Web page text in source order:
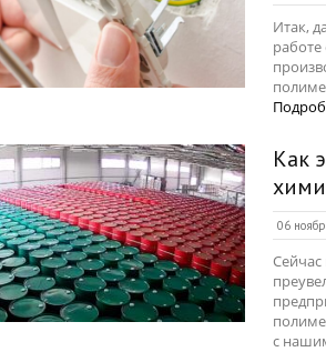
Итак,
работе
Как
06
с